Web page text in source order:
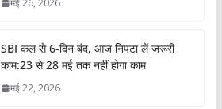
मई 26, 2026
SBI कल से 6-दिन बंद, आज निपटा लें जरूरी
काम:23 से 28 मई तक नहीं होगा काम
मई 22, 2026